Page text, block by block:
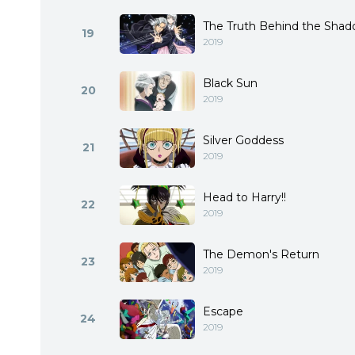
19 The Truth Behind the
2019
20 Black Sun
2019
21 Silver Goddess
2019
22 Head to Harry!!
2019
23 The Demon's Return
2019
24 Escape
2019